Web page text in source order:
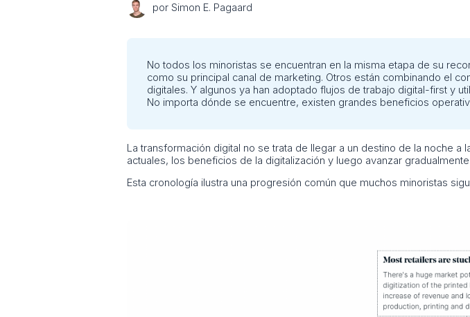
por Simon E. Pagaard
No todos los minoristas se encuentran en la misma etapa de su
como su principal canal de marketing. Otros están combinando el
digitales. Y algunos ya han adoptado flujos de trabajo digital-first y
No importa dónde se encuentre, existen grandes beneficios
La transformación digital no se trata de llegar a un destino de la noche
actuales, los beneficios de la digitalización y luego avanzar gradualmente
Esta cronología ilustra una progresión común que muchos minoristas